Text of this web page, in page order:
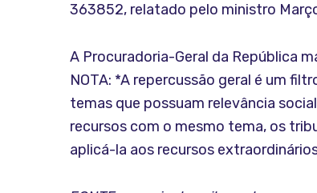
363852, relatado pelo ministro
A Procuradoria-Geral da República
NOTA: *A repercussão geral é um
temas que possuam relevância
recursos com o mesmo tema, os
aplicá-la aos recursos